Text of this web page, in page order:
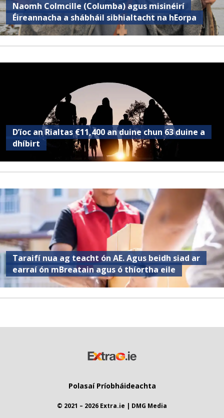
Naomh Colmcille (Columba) agus misinéirí
Éireannacha a shábháil sibhialtacht na hEorpa
D’íoc an Rialtas €11,400 an duine chun 63 duine a
dhíbirt
Taraifí nua ag teacht ón AE. Agus beidh siad ar
earraí ón mBreatain agus ó thíortha eile
Polasaí Príobháideachta
© 2021 – 2026 Extra.ie | DMG Media